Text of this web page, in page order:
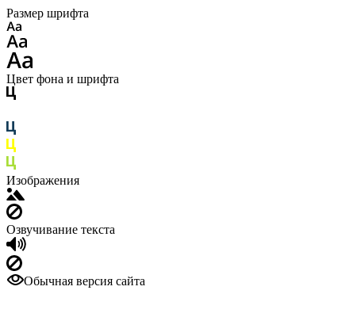
Размер шрифта
Цвет фона и шрифта
Изображения
Озвучивание текста
Обычная версия сайта